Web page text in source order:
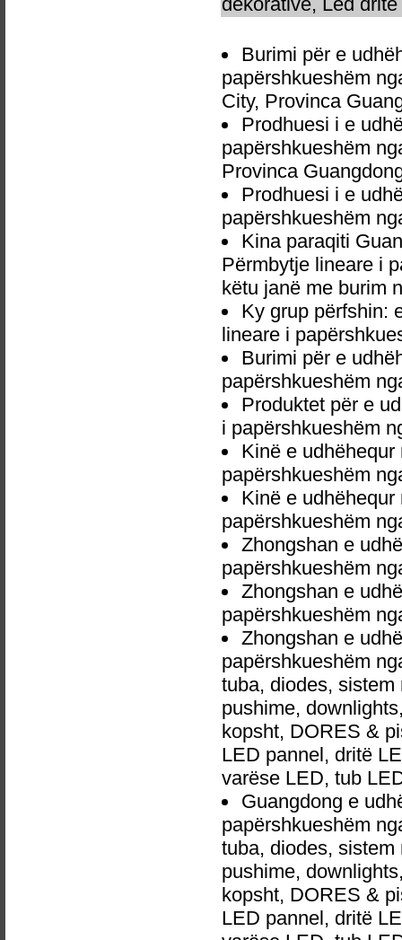
Burimi për e
papërshkueshëm
City, Provinca
Prodhuesi i e
papërshkueshëm
Provinca
Prodhuesi i e
papërshkueshëm
Kina paraqiti
Përmbytje lineare i
këtu janë me burim
Ky grup përfshin:
lineare i
Burimi për e
papërshkueshëm
Produktet për e
i papërshkueshëm
Kinë e
papërshkueshëm
Kinë e
papërshkueshëm
Zhongshan e
papërshkueshëm
Zhongshan e
papërshkueshëm
Zhongshan e
papërshkueshëm
tuba, diodes,
pushime,
kopsht, DORES &
LED pannel, dritë
varëse LED, tub
Guangdong e
papërshkueshëm
tuba, diodes,
pushime,
kopsht, DORES &
LED pannel, dritë